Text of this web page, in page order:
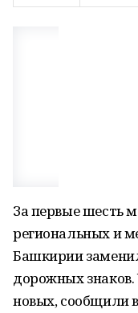
За первые шесть
региональных и
Башкирии
дорожных знаков.
новых, сообщили